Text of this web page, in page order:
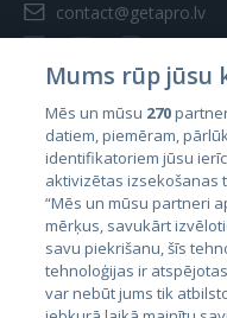
contact@getapro.lv
Страны
Эстония
Латвия
Литва
Mums rūp
Mēs un mūsu 270
datiem, piemēram,
identifikatoriem jūsu
aktivizētas izsekošanas
“Mēs un mūsu partneri
mērķus, savukārt
savu piekrišanu, šīs
tehnoloģijas ir
var nebūt jums tik